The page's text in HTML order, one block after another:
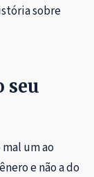
sobre
seu
um ao
e não a do